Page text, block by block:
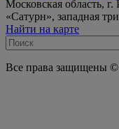
Московская область,
«Сатурн», западная
Найти на карте
Все права защищены